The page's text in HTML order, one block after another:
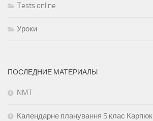
Тests online
Уроки
ПОСЛЕДНИЕ МАТЕРИАЛЫ
NMT
Календарне планування 5 клас Карпюк